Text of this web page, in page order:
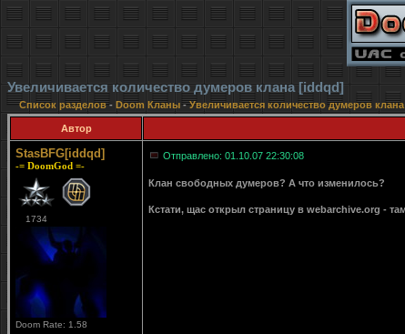
Увеличивается количество думеров клана [iddqd]
Список разделов- Doom Кланы-Увеличивается количество думеров
Автор
StasBFG[iddqd]
-= DoomGod =-
1734
Doom Rate: 1.58
Отправлено: 01.10.07 22:30:08
Клан свободных думеров? А что изменилось?
Кстати, щас открыл страницу в webarchive.org -